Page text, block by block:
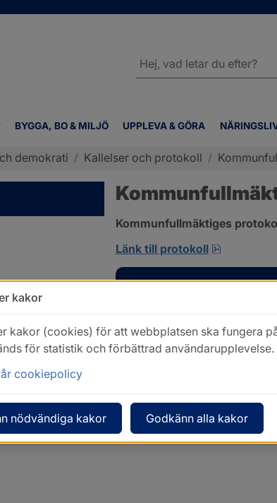
BYGGA, BO & MILJÖ UPPLEVA & GÖRA
webbplatsen
demokrati / Kallelser och protokoll /
Kommunfullmäktiges
Länk till protokoll
pdf, 585
kakor
kakor (cookies) för att webbplatsen ska fungera
för statistik och förbättrad användarupplevelse.
cookiepolicy
nödvändiga kakor Godkänn alla kakor